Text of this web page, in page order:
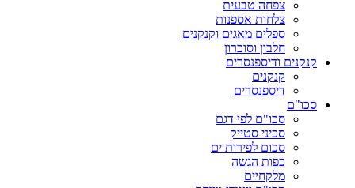
צפחה טבעית
צלחות אספנות
ספלים מאגים וקנקנים
חלבון וסוכרון
קנקנים ודיספנסרים
קנקנים
דיספנסרים
סכו"ם
סכו"ם לפי דגם
סכיני סטייק
סכום לפירות ים
כפות הגשה
מלקחיים